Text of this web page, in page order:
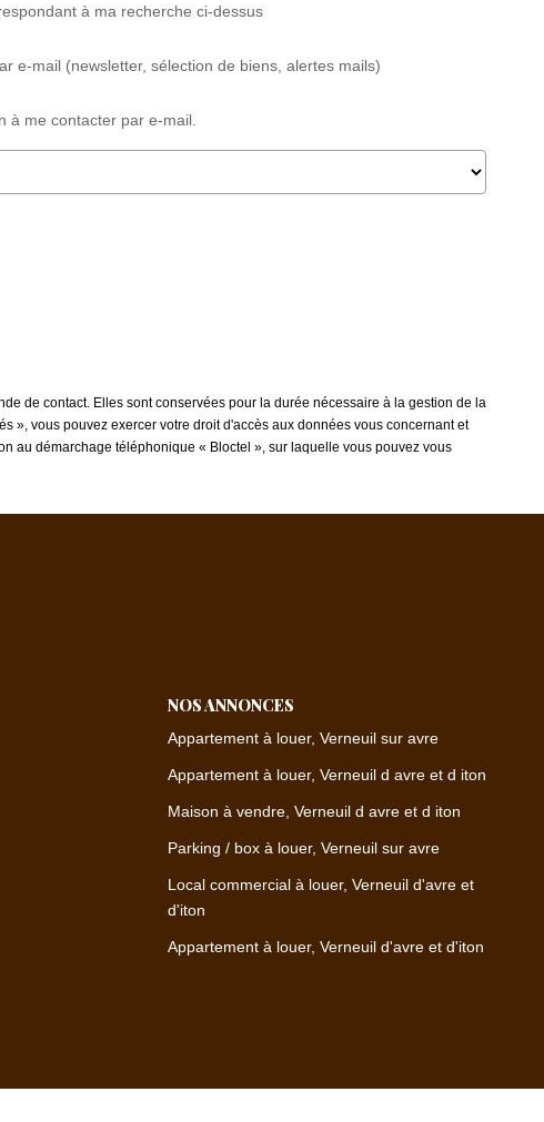
à ma recherche ci-dessus
e-mail (newsletter, sélection de biens, alertes mails)
à me contacter par e-mail.
de contact. Elles sont conservées pour la durée nécessaire à la gestion de la
», vous pouvez exercer votre droit d'accès aux données vous concernant et
au démarchage téléphonique « Bloctel », sur laquelle vous pouvez vous
NOS ANNONCES
Appartement à louer, Verneuil sur avre
Appartement à louer, Verneuil d avre et d iton
Maison à vendre, Verneuil d avre et d iton
Parking / box à louer, Verneuil sur avre
Local commercial à louer, Verneuil d'avre et
d'iton
Appartement à louer, Verneuil d'avre et d'iton